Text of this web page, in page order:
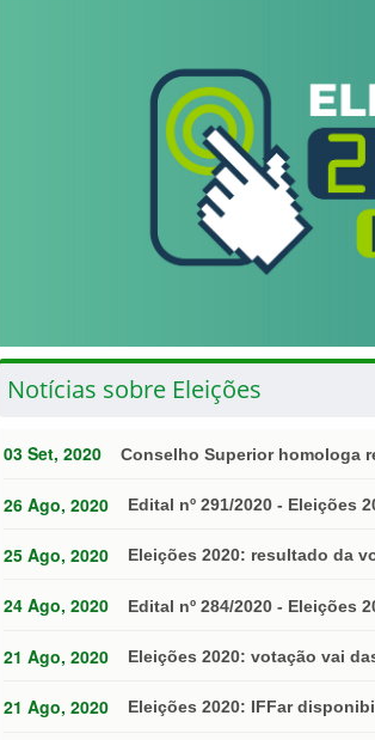
Notícias sobre Eleições
03 Set, 2020 Conselho Superior homologa
26 Ago, 2020 Edital nº 291/2020 -
25 Ago, 2020 Eleições 2020: resultado da
24 Ago, 2020 Edital nº 284/2020 -
21 Ago, 2020 Eleições 2020: votação vai
21 Ago, 2020 Eleições 2020: IFFar